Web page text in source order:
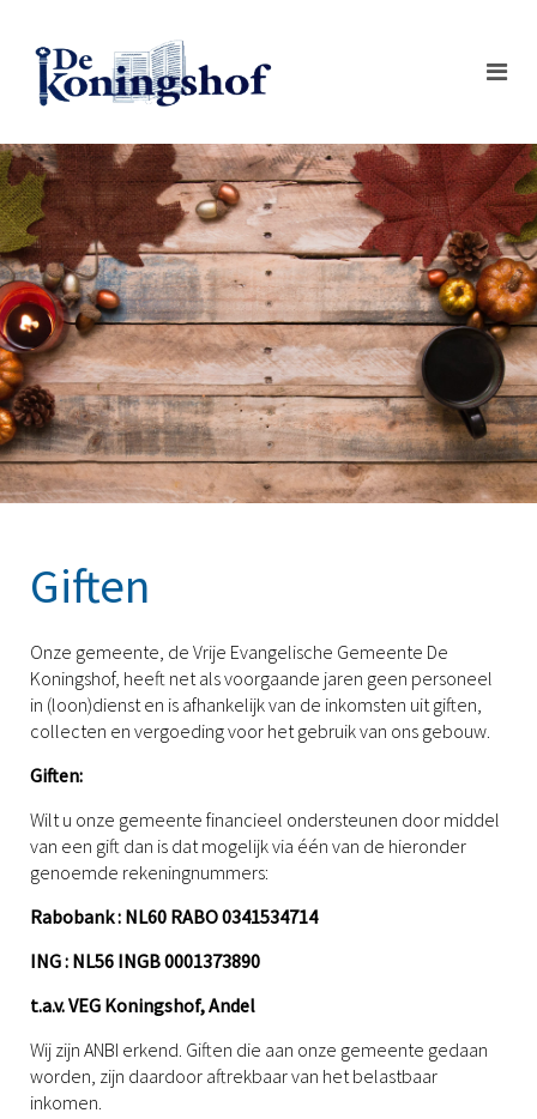
Giften
Onze gemeente, de Vrije Evangelische Gemeente De
Koningshof, heeft net als voorgaande jaren geen personeel
in (loon)dienst en is afhankelijk van de inkomsten uit giften,
collecten en vergoeding voor het gebruik van ons gebouw.
Giften:
Wilt u onze gemeente financieel ondersteunen door middel
van een gift dan is dat mogelijk via één van de hieronder
genoemde rekeningnummers:
Rabobank : NL60 RABO 0341534714
ING : NL56 INGB 0001373890
t.a.v. VEG Koningshof, Andel
Wij zijn ANBI erkend. Giften die aan onze gemeente gedaan
worden, zijn daardoor aftrekbaar van het belastbaar
inkomen.